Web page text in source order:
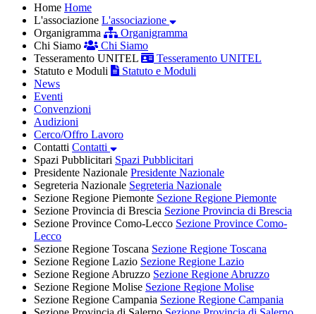
Home Home
L'associazione L'associazione
Organigramma
Organigramma
Chi Siamo
Chi Siamo
Tesseramento UNITEL
Tesseramento UNITEL
Statuto e Moduli
Statuto e Moduli
News
Eventi
Convenzioni
Audizioni
Cerco/Offro Lavoro
Contatti Contatti
Spazi Pubblicitari Spazi Pubblicitari
Presidente Nazionale Presidente Nazionale
Segreteria Nazionale Segreteria Nazionale
Sezione Regione Piemonte Sezione Regione Piemonte
Sezione Provincia di Brescia Sezione Provincia di Brescia
Sezione Province Como-Lecco Sezione Province Como-
Lecco
Sezione Regione Toscana Sezione Regione Toscana
Sezione Regione Lazio Sezione Regione Lazio
Sezione Regione Abruzzo Sezione Regione Abruzzo
Sezione Regione Molise Sezione Regione Molise
Sezione Regione Campania Sezione Regione Campania